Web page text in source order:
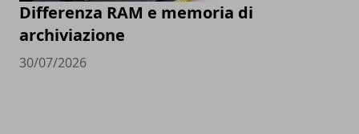
Differenza RAM e memoria di
archiviazione
30/07/2026